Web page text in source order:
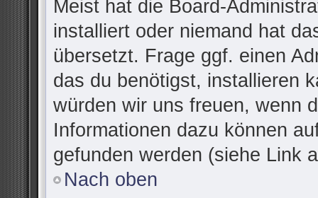
Meist hat die Board-
installiert oder niemand hat
übersetzt. Frage ggf. einen
das du benötigst, installieren
würden wir uns freuen, wenn
Informationen dazu können
gefunden werden (siehe Link
Nach oben